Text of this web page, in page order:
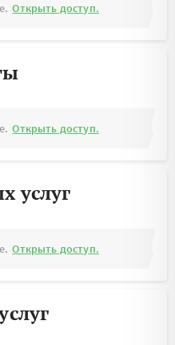
Открыть доступ.
Открыть доступ.
услуг
Открыть доступ.